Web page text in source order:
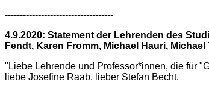
------------------------------------
4.9.2020: Statement der Lehrenden des
Fendt, Karen Fromm, Michael Hauri,
"Liebe Lehrende und Professor*innen, die für
liebe Josefine Raab, lieber Stefan Becht,